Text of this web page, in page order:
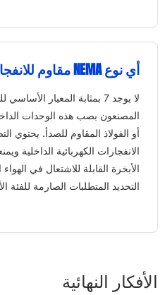
أي نوع NEMA مقاوم للانفجار?
لا يوجد 7 بمثابة المعيار
المصنعون بصب هذه الوحدات
أو الفولاذ المقاوم للصدأ. يحتوي
الانفجارات الكهربائية الداخلية
الأبخرة القابلة للاشتعال في
التحديد المتطلبات الصارمة للفئة الأولى, قسم 1
النهائية